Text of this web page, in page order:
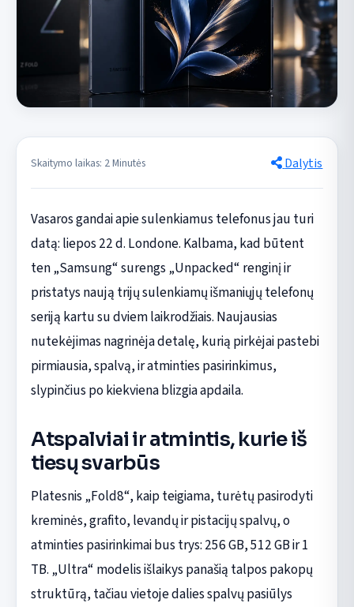
Skaitymo laikas: 2 Minutės Dalytis
Vasaros gandai apie sulenkiamus telefonus jau turi
datą: liepos 22 d. Londone. Kalbama, kad būtent
ten „Samsung“ surengs „Unpacked“ renginį ir
pristatys naują trijų sulenkiamų išmaniųjų telefonų
seriją kartu su dviem laikrodžiais. Naujausias
nutekėjimas nagrinėja detalę, kurią pirkėjai pastebi
pirmiausia, spalvą, ir atminties pasirinkimus,
slypinčius po kiekviena blizgia apdaila.
Atspalviai ir atmintis, kurie iš
tiesų svarbūs
Platesnis „Fold8“, kaip teigiama, turėtų pasirodyti
kreminės, grafito, levandų ir pistacijų spalvų, o
atminties pasirinkimai bus trys: 256 GB, 512 GB ir 1
TB. „Ultra“ modelis išlaikys panašią talpos pakopų
struktūrą, tačiau vietoje dalies spalvų pasiūlys